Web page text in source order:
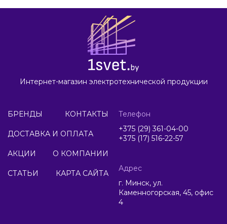
Интернет-магазин электротехнической продукции
БРЕНДЫ КОНТАКТЫ
ДОСТАВКА И ОПЛАТА
АКЦИИ О КОМПАНИИ
СТАТЬИ КАРТА САЙТА
Телефон
+375 (29) 361-04-00
+375 (17) 516-22-57
Адрес
г. Минск, ул.
Каменногорская, 45, офис
4